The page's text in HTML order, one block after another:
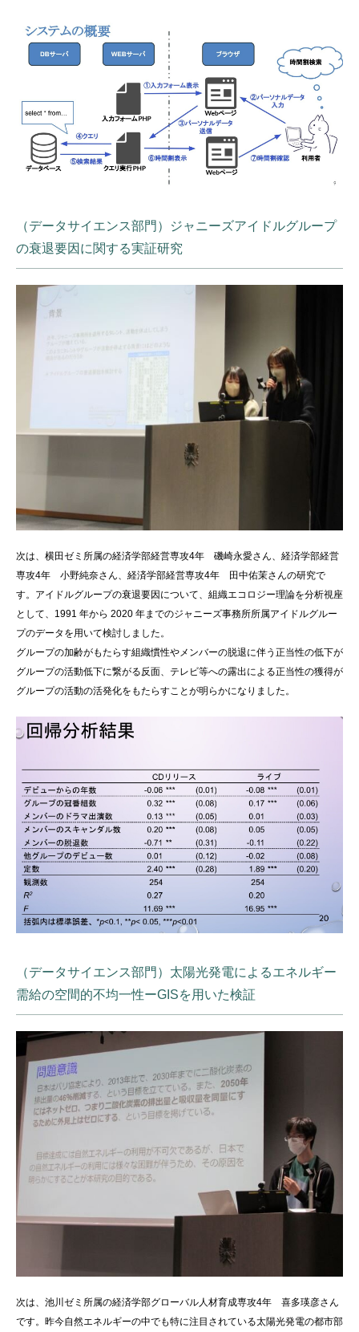
（データサイエンス部門）ジャニーズアイドルグループ
の衰退要因に関する実証研究
次は、横田ゼミ所属の経済学部経営専攻4年 磯崎永愛さん、経済学部経営
専攻4年 小野純奈さん、経済学部経営専攻4年 田中佑茉さんの研究で
す。アイドルグループの衰退要因について、組織エコロジー理論を分析視座
として、1991 年から 2020 年までのジャニーズ事務所所属アイドルグルー
プのデータを用いて検討しました。
グループの加齢がもたらす組織慣性やメンバーの脱退に伴う正当性の低下が
グループの活動低下に繋がる反面、テレビ等への露出による正当性の獲得が
グループの活動の活発化をもたらすことが明らかになりました。
（データサイエンス部門）太陽光発電によるエネルギー
需給の空間的不均一性ーGISを用いた検証
次は、池川ゼミ所属の経済学部グローバル人材育成専攻4年 喜多瑛彦さん
です。昨今自然エネルギーの中でも特に注目されている太陽光発電の都市部